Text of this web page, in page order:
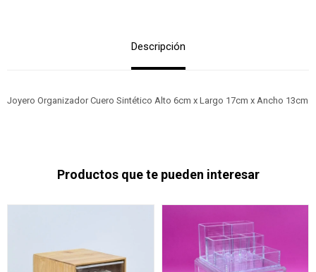
Descripción
Joyero Organizador Cuero Sintético Alto 6cm x Largo 17cm x Ancho 13cm
Productos que te pueden interesar